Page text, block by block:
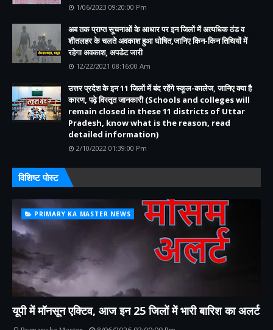
1/06/2023 09:20:00 Pm
अब तक प्राप्त सूचनाओं के आधार पर इन जिलों में अत्यधिक ठंड व
शीतलहर के चलते अवकाश हुआ घोषित,जानिए किन-किन तिथियों में
रहेगा अवकाश, अपडेट जारी
12/22/2021 08:16:00 Am
उत्तर प्रदेश के इन 11 जिलों में बंद रहेंगे स्कूल-कालेज, जानिए क्या है
कारण, पढ़े विस्तृत जानकारी (Schools and colleges will
remain closed in these 11 districts of Uttar
Pradesh, know what is the reason, read
detailed information)
2/10/2022 01:39:00 Pm
विशिष्ट पोस्ट
PRIMARY KA MASTER NEWS
यूपी में मॉनसून एक्टिव, आज इन 25 जिलों में भारी बारिश का अलर्ट